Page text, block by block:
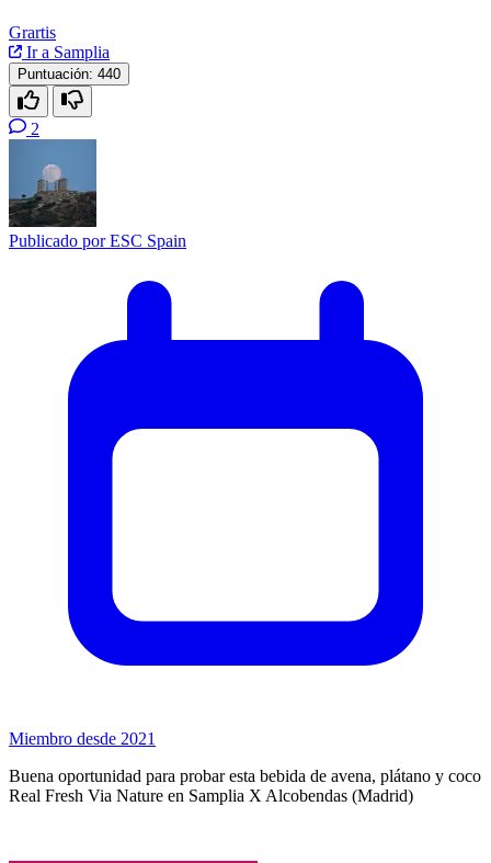
Grartis
Ir a Samplia
Puntuación: 440
2
Publicado porESC Spain
Miembro desde 2021
Buena oportunidad para probar esta bebida de avena, plátano y coco
Real Fresh Via Nature en Samplia X Alcobendas (Madrid)